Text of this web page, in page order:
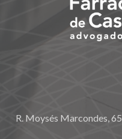
R. Moysés Marcondes,